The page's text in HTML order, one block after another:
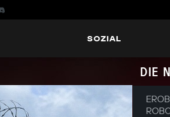
SOZIAL
DIE